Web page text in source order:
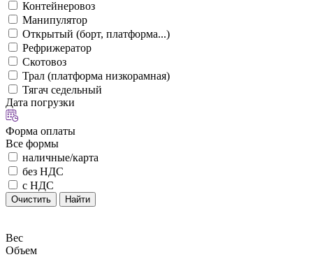
Контейнеровоз
Манипулятор
Открытый (борт, платформа...)
Рефрижератор
Скотовоз
Трал (платформа низкорамная)
Тягач седельный
Дата погрузки
Форма оплаты
Все формы
наличные/карта
без НДС
с НДС
Очистить Найти
Вес
Объем